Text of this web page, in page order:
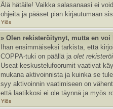
Älä hätäile! Vaikka salasanaasi ei
ohjeita ja pääset pian kirjautumaan
Ylös
» Olen rekisteröitynyt, mutta en voi
Ihan ensimmäiseksi tarkista, että
COPPA-tuki on päällä jaolet
Useat keskustelufoorumit vaativat
mukana aktivoinnista ja kuinka se
syy aktivoinnin vaatimiseen on
että laatikkosi ei ole täynnä ja myös
Ylös